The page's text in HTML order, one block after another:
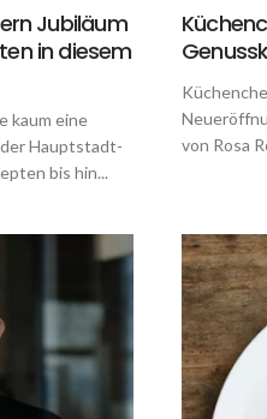
Jubiläum
in diesem
kaum eine
Hauptstadt-
bis hin...
von Rosa